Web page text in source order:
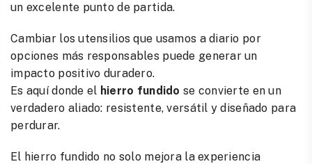
un excelente punto de partida.
Cambiar los utensilios que usamos a diario por
opciones más responsables puede generar un
impacto positivo duradero.
Es aquí donde el hierro fundido se convierte en un
verdadero aliado: resistente, versátil y diseñado para
perdurar.
El hierro fundido no solo mejora la experiencia